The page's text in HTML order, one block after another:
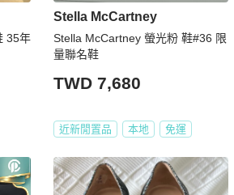
35年
Stella McCartney
Stella McCartney 螢光粉 鞋#36 限
量聯名鞋
TWD 7,680
近新閒置品 本地 免運